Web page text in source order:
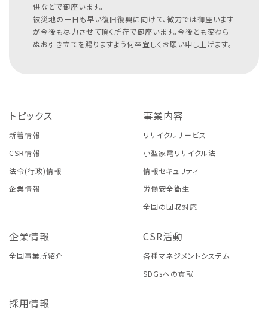
供などで御座います。
被災地の一日も早い復旧復興に向けて、微力では御座います
が今後も尽力させて頂く所存で御座います。今後とも変わら
ぬお引き立てを賜りますよう何卒宜しくお願い申し上げます。
トピックス
新着情報
CSR情報
法令(行政)情報
企業情報
事業内容
リサイクルサービス
小型家電リサイクル法
情報セキュリティ
労働安全衛生
全国の回収対応
企業情報
全国事業所紹介
CSR活動
各種マネジメントシステム
SDGsへの貢献
採用情報